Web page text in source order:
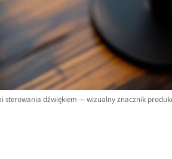
dźwiękiem — wizualny znacznik